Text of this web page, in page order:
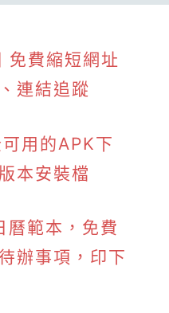
免費縮短網址
連結追蹤
用的APK下
本安裝檔
範本，免費
辦事項，印下